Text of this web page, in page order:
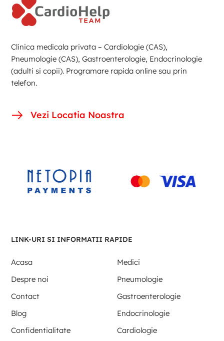
Clinica medicala privata – Cardiologie (CAS),
Pneumologie (CAS), Gastroenterologie, Endocrinologie
(adulti si copii). Programare rapida online sau prin
telefon.
Vezi Locatia Noastra
LINK-URI SI INFORMATII RAPIDE
Acasa
Medici
Despre noi
Pneumologie
Contact
Gastroenterologie
Blog
Endocrinologie
Confidentialitate
Cardiologie